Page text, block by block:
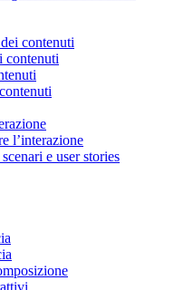
contenuti
contenuti
l’interazione
e user stories